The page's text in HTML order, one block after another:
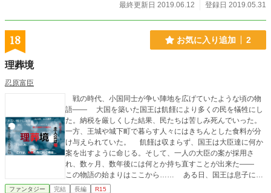
最終更新日 2019.06.12
登録日 2019.05.31
18 お気に入り追加 2
理葬境
忍原富臣
戦の時代、小国同士が争い陣地を広げていたような頃の物
語―― 大国を築いた国王は飢饉により多くの民を犠牲にし
た。納税を厳しくした結果、民たちは苦しみ死んでいった。
一方、王城や城下町で暮らす人々にはきちんとした食料が分
け与えられていた。 飢饉は収まらず、国王は大臣達に何か
案を出すように命じる。そして、一人の大臣の案が採用さ
れ、数ヶ月、数年後には何とか持ち直すことが出来た――
この物語の始まりはここから…… ある日、国王は息子に自
分の寿命が短いことを告げる。 国王が亡くなってから、町
ファンタジー 完結 長編 R15